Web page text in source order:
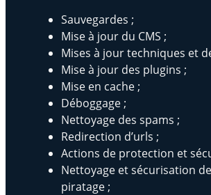
Sauvegardes ;
Mise à jour du CMS ;
Mises à jour techniques et
Mise à jour des plugins ;
Mise en cache ;
Déboggage ;
Nettoyage des spams ;
Redirection d’urls ;
Actions de protection et
Nettoyage et sécurisation
piratage ;